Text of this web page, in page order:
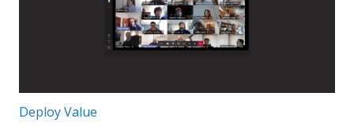
Categorie articolo:
Deploy Value